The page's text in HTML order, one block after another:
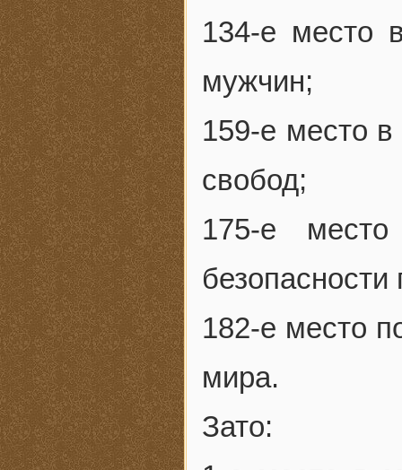
134-е место
мужчин;
159-е место
свобод;
175-е
безопасности
182-е место
мира.
Зато: